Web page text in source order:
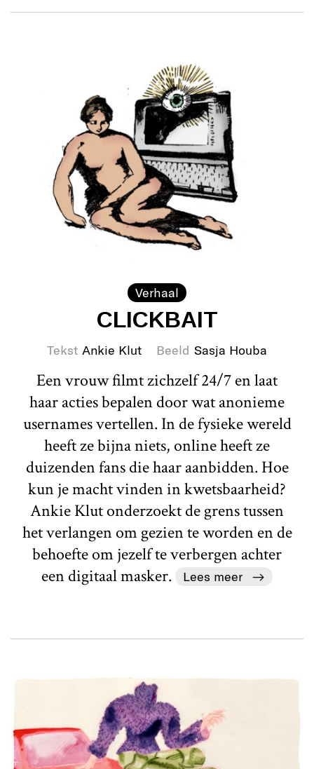
Verhaal
CLICKBAIT
Tekst Ankie Klut Beeld Sasja Houba
Een vrouw filmt zichzelf 24/7 en laat
haar acties bepalen door wat anonieme
usernames vertellen. In de fysieke wereld
heeft ze bijna niets, online heeft ze
duizenden fans die haar aanbidden. Hoe
kun je macht vinden in kwetsbaarheid?
Ankie Klut onderzoekt de grens tussen
het verlangen om gezien te worden en de
behoefte om jezelf te verbergen achter
een digitaal masker.
Lees meer